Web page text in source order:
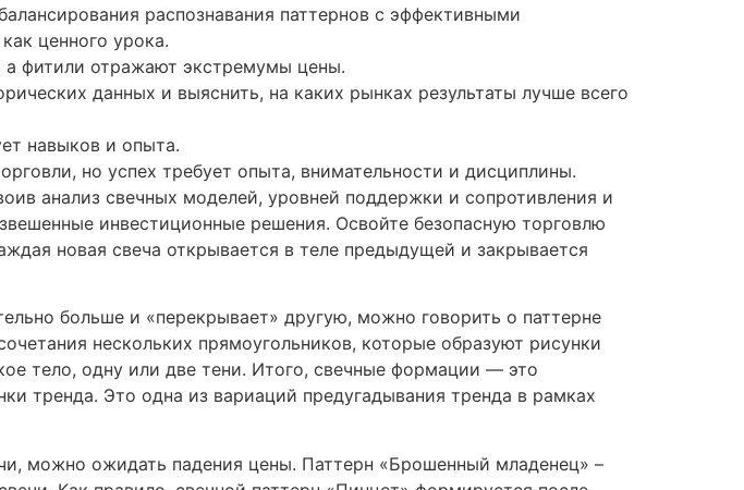
распознавания паттернов с эффективными
ценного урока.
фитили отражают экстремумы цены.
данных и выяснить, на каких рынках результаты лучше всего
навыков и опыта.
но успех требует опыта, внимательности и дисциплины.
анализ свечных моделей, уровней поддержки и сопротивления и
инвестиционные решения. Освойте безопасную торговлю
новая свеча открывается в теле предыдущей и закрывается
больше и «перекрывает» другую, можно говорить о паттерне
нескольких прямоугольников, которые образуют рисунки
тело, одну или две тени. Итого, свечные формации — это
тренда. Это одна из вариаций предугадывания тренда в рамках
можно ожидать падения цены. Паттерн «Брошенный младенец» –